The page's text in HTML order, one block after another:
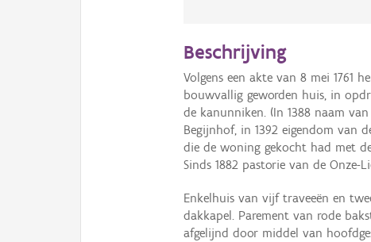
Beschrijving
Volgens een akte van 8 mei 1761
bouwvallig geworden huis, in
de kanunniken. (In 1388 naam
Begijnhof, in 1392 eigendom van
die de woning gekocht had met
Sinds 1882 pastorie van de Onze-
Enkelhuis van vijf traveeën en
dakkapel. Parement van rode
afgelijnd door middel van